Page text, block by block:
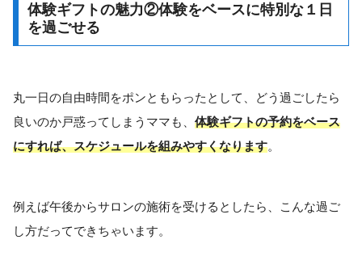
体験ギフトの魅力②体験をベースに特別な１日
を過ごせる
丸一日の自由時間をポンともらったとして、どう過ごしたら
良いのか戸惑ってしまうママも、 体験ギフトの予約をベース
にすれば、スケジュールを組みやすくなります。
例えば午後からサロンの施術を受けるとしたら、こんな過ご
し方だってできちゃいます。